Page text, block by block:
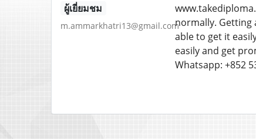
ผู้เยี่ยมชม
m.ammarkhatri13@gmail.comnormally. Getting
able to get it
easily and get
Whatsapp: +852